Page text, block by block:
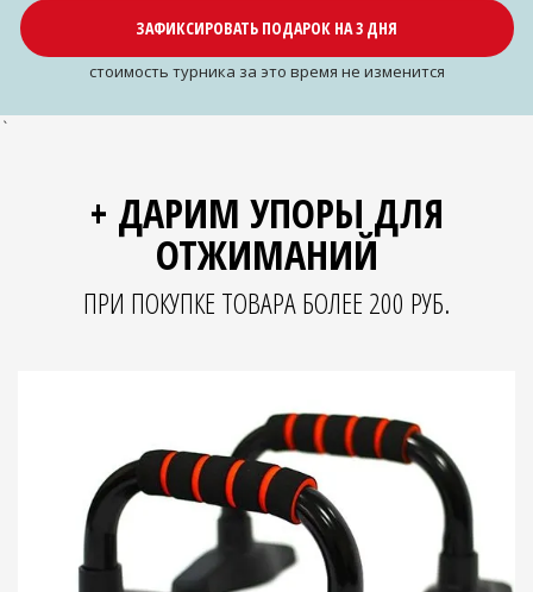
ЗАФИКСИРОВАТЬ ПОДАРОК НА 3 ДНЯ
cтоимость турника за это время не изменится
`
+ ДАРИМ УПОРЫ ДЛЯ
ОТЖИМАНИЙ
ПРИ ПОКУПКЕ ТОВАРА БОЛЕЕ 200 РУБ.